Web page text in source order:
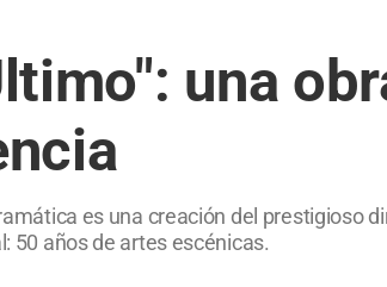
una
es una creación del prestigioso
50 años de artes escénicas.